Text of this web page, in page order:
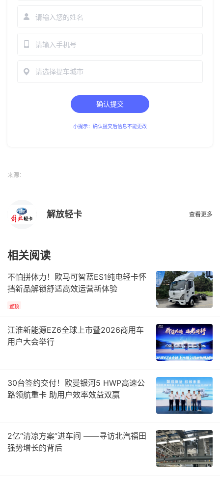
请选择提车城市
确认提交
小提示：确认提交后信息不能更改
来源：
解放轻卡 查看更多
相关阅读
不怕拼体力！欧马可智蓝ES1纯电轻卡怀
挡新品解锁舒适高效运营新体验
置顶
江淮新能源EZ6全球上市暨2026商用车
用户大会举行
30台签约交付！欧曼银河5 HWP高速公
路领航重卡 助用户效率效益双赢
2亿“清凉方案”进车间 ——寻访北汽福田
强势增长的背后